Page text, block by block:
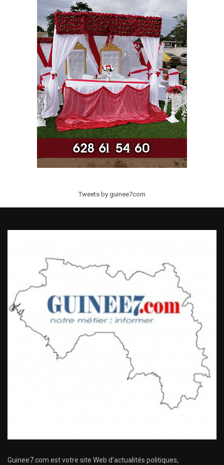
Tweets by guinee7com
Guinee7.com est votre site Web d'actualités politiques,